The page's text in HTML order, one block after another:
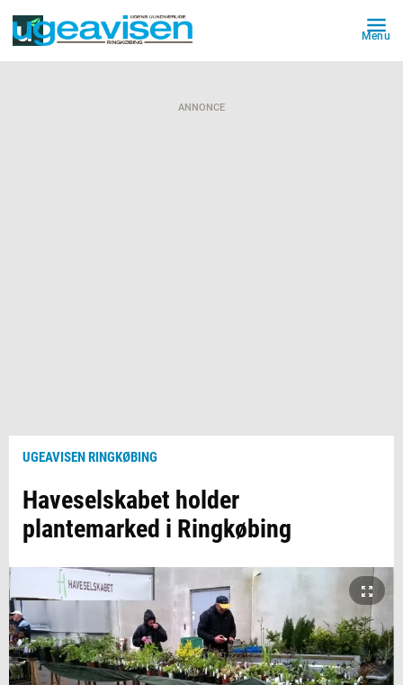
Menu
ANNONCE
UGEAVISEN RINGKØBING
Haveselskabet holder
plantemarked i Ringkøbing